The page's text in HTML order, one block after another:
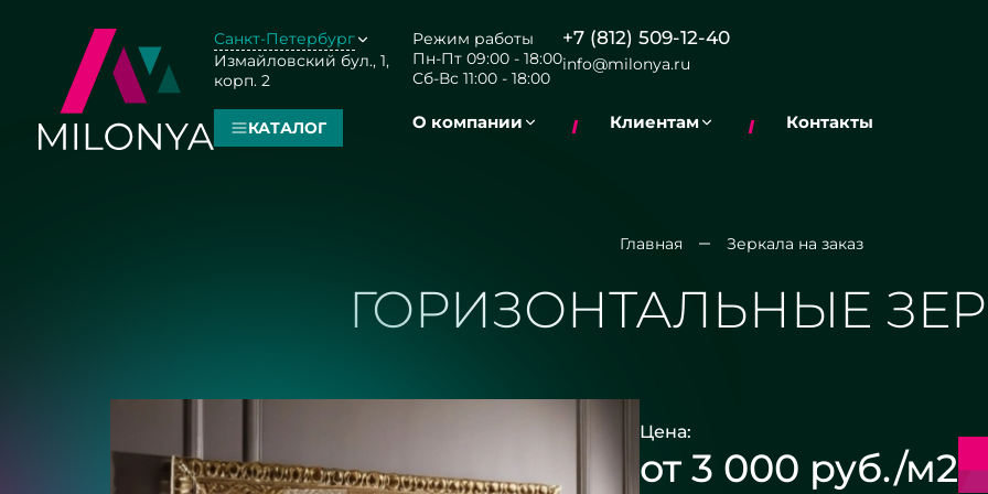
Санкт-Петербург
Измайловский бул., 1,
корп. 2
Режим работы
Пн-Пт 09:00 - 18:00
Сб-Вс 11:00 - 18:00
+7 (812) 509-12-40
info@milonya.ru
КАТАЛОГ О компании Клиентам Контакты
Главная Зеркала на заказ
ГОРИЗОНТАЛЬНЫЕ
Цена:
от 3 000 руб./м2